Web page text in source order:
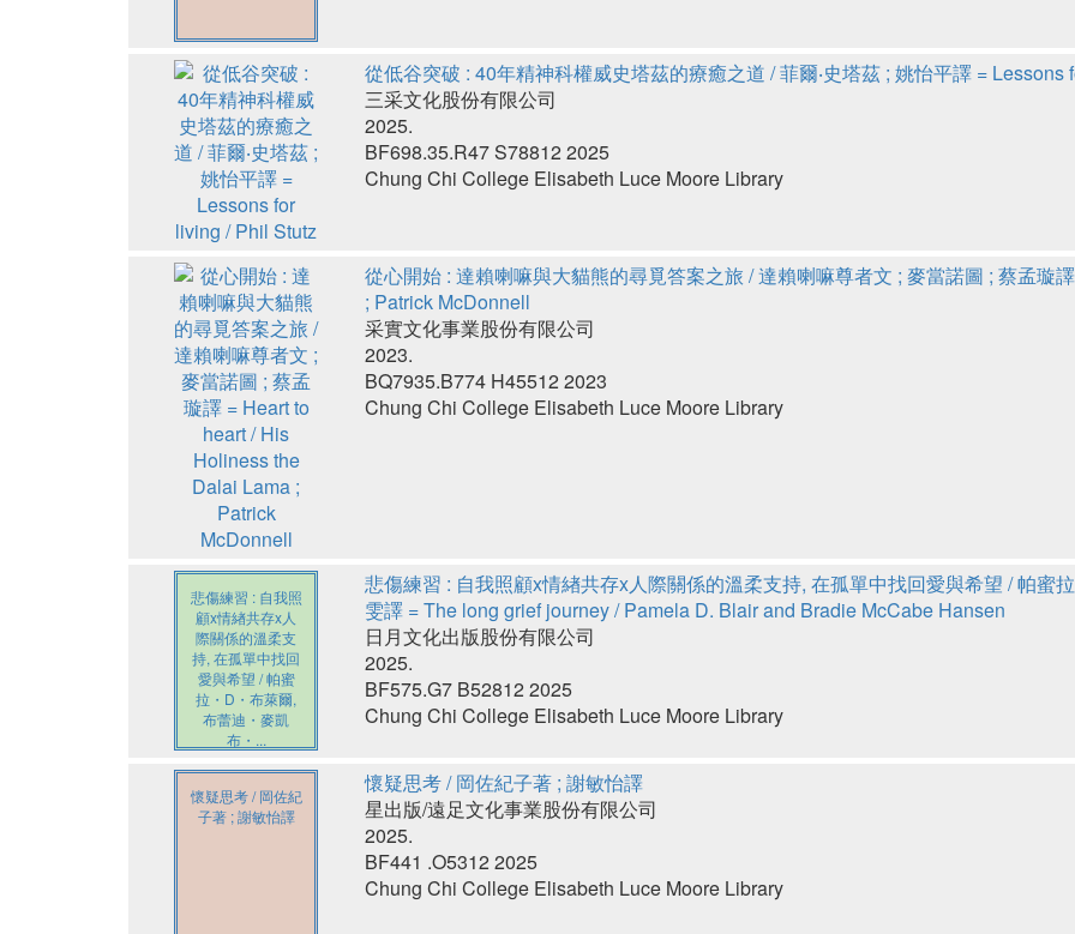
從低谷突破 : 40年精神科權威史塔茲的療癒之道 / 菲爾‧史塔茲 ; 姚怡平譯 = Lessons
三采文化股份有限公司
2025.
BF698.35.R47 S78812 2025
Chung Chi College Elisabeth Luce Moore Library
從心開始 : 達賴喇嘛與大貓熊的尋覓答案之旅 / 達賴喇嘛尊者文 ; 麥當諾圖 ; 蔡孟璇
; Patrick McDonnell
采實文化事業股份有限公司
2023.
BQ7935.B774 H45512 2023
Chung Chi College Elisabeth Luce Moore Library
悲傷練習 : 自我照
顧x情緖共存x人
際關係的溫柔支
持, 在孤單中找回
愛與希望 / 帕蜜
拉・D・布萊爾,
布蕾迪・麥凱
布・...
悲傷練習 : 自我照顧x情緖共存x人際關係的溫柔支持, 在孤單中找回愛與希望 / 帕蜜
雯譯 = The long grief journey / Pamela D. Blair and Bradie McCabe Hansen
日月文化出版股份有限公司
2025.
BF575.G7 B52812 2025
Chung Chi College Elisabeth Luce Moore Library
懷疑思考 / 岡佐紀
子著 ; 謝敏怡譯
懷疑思考 / 岡佐紀子著 ; 謝敏怡譯
星出版/遠足文化事業股份有限公司
2025.
BF441 .O5312 2025
Chung Chi College Elisabeth Luce Moore Library